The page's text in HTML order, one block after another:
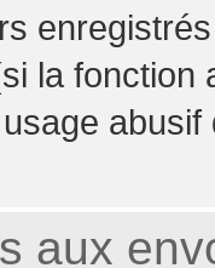
la fonction
aux